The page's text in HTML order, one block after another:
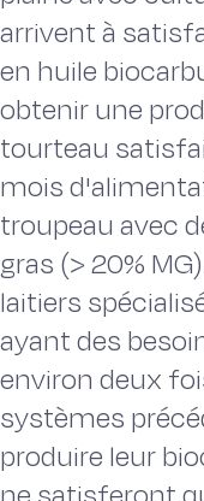
arrivent à
en huile
obtenir une
tourteau
mois
troupeau avec
gras (> 20%
laitiers
ayant des
environ deux
systèmes
produire leur